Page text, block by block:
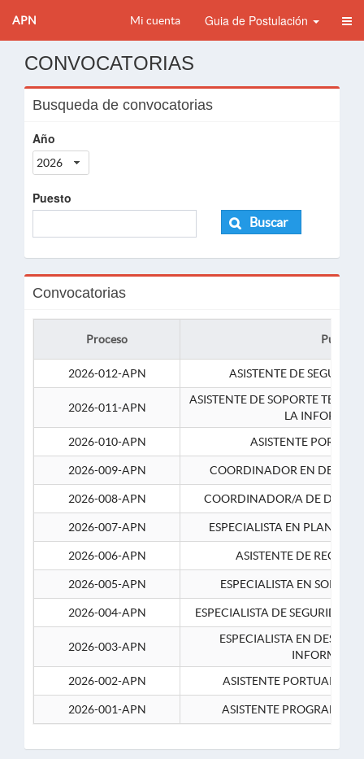
APN Mi cuenta Guia de Postulación
CONVOCATORIAS
Busqueda de convocatorias
Año
2026
Puesto
Buscar
Convocatorias
Proceso Puesto
2026-012-APN ASISTENTE DE
2026-011-APN
ASISTENTE DE SOPORTE
LA
2026-010-APN
ASISTENTE
2026-009-APN COORDINADOR EN
2026-008-APN COORDINADOR/A DE
2026-007-APN ESPECIALISTA EN
2026-006-APN ASISTENTE DE
2026-005-APN ESPECIALISTA EN
2026-004-APN ESPECIALISTA DE SEGURIDAD
2026-003-APN
ESPECIALISTA EN
2026-002-APN
ASISTENTE PORTUARIO 2-
2026-001-APN ASISTENTE